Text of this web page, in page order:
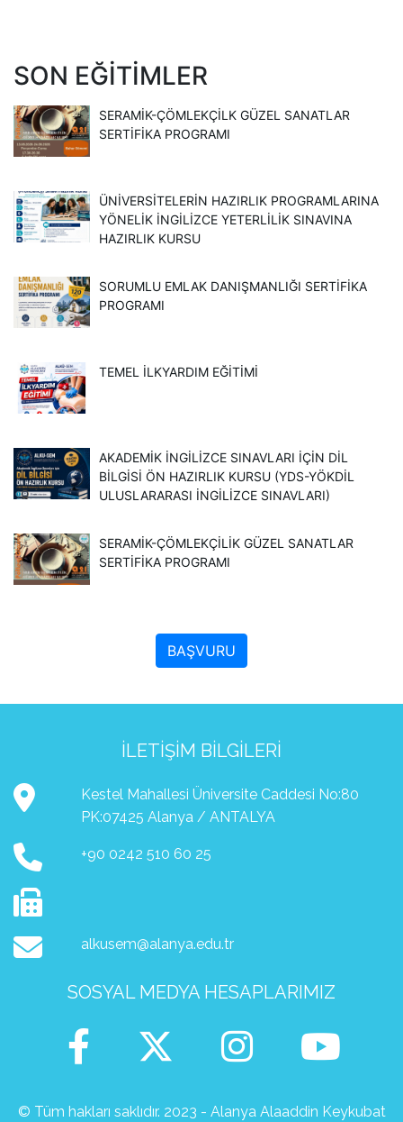
SON EĞITIMLER
SERAMİK-ÇÖMLEKÇİLK GÜZEL SANATLAR
SERTİFİKA PROGRAMI
ÜNİVERSİTELERİN HAZIRLIK PROGRAMLARINA
YÖNELİK İNGİLİZCE YETERLİLİK SINAVINA
HAZIRLIK KURSU
SORUMLU EMLAK DANIŞMANLIĞI SERTİFİKA
PROGRAMI
TEMEL İLKYARDIM EĞITIMI
AKADEMİK İNGİLİZCE SINAVLARI İÇİN DİL
BİLGİSİ ÖN HAZIRLIK KURSU (YDS-YÖKDİL
ULUSLARARASI İNGILIZCE SINAVLARI)
SERAMIK-ÇÖMLEKÇILIK GÜZEL SANATLAR
SERTIFIKA PROGRAMI
BAŞVURU
İLETIŞIM BILGILERI
Kestel Mahallesi Üniversite Caddesi No:80
PK:07425 Alanya / ANTALYA
+90 0242 510 60 25
alkusem@alanya.edu.tr
SOSYAL MEDYA HESAPLARIMIZ
© Tüm hakları saklıdır. 2023 - Alanya Alaaddin Keykubat